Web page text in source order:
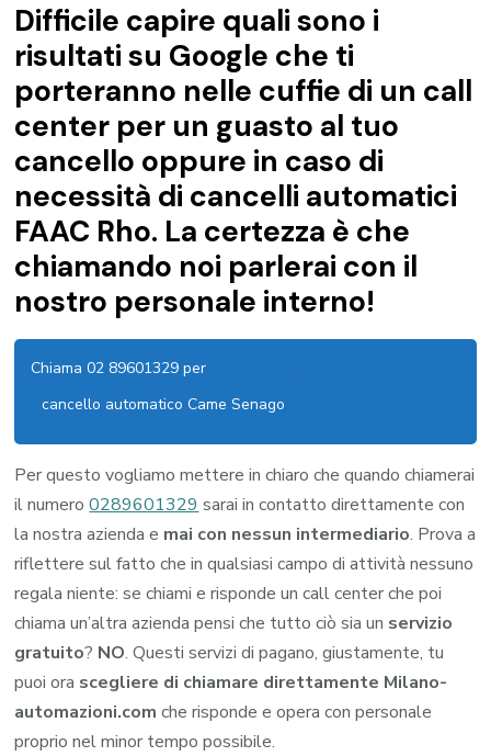
Difficile capire quali sono i
risultati su Google che ti
porteranno nelle cuffie di un call
center per un guasto al tuo
cancello oppure in caso di
necessità di cancelli automatici
FAAC Rho. La certezza è che
chiamando noi parlerai con il
nostro personale interno!
Chiama 02 89601329 per
cancello automatico Came Senago
Per questo vogliamo mettere in chiaro che quando chiamerai
il numero0289601329 sarai in contatto direttamente con
la nostra azienda e mai con nessun intermediario. Prova a
riflettere sul fatto che in qualsiasi campo di attività nessuno
regala niente: se chiami e risponde un call center che poi
chiama un’altra azienda pensi che tutto ciò sia un servizio
gratuito? NO. Questi servizi di pagano, giustamente, tu
puoi ora scegliere di chiamare direttamente Milano-
automazioni.com che risponde e opera con personale
proprio nel minor tempo possibile.